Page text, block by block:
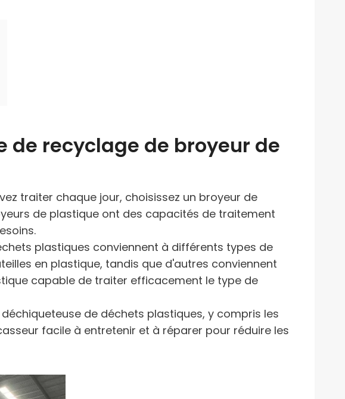
de recyclage de broyeur de
traiter chaque jour, choisissez un broyeur de
de plastique ont des capacités de traitement
plastiques conviennent à différents types de
en plastique, tandis que d'autres conviennent
capable de traiter efficacement le type de
de déchets plastiques, y compris les
facile à entretenir et à réparer pour réduire les